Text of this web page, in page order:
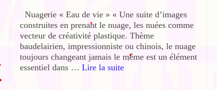
Nuagerie « Eau de vie » « Une suite d’images
construites en prenant le nuage, les nuées comme
vecteur de créativité plastique. Thème
baudelairien, impressionniste ou chinois, le nuage
toujours changeant jamais le même est un élément
essentiel dans … Lire la suite­­